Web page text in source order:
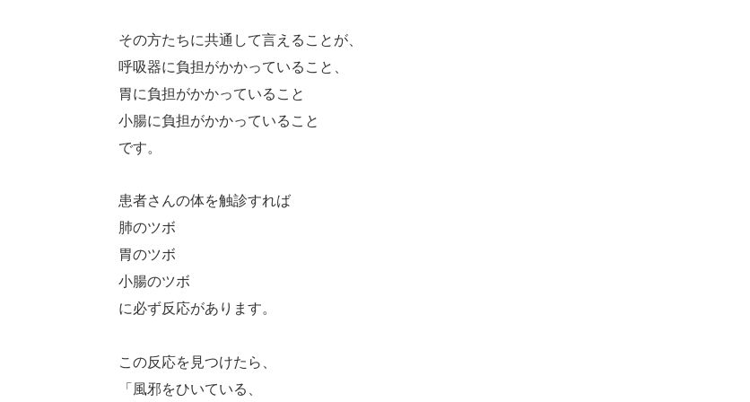
その方たちに共通して言えることが、
呼吸器に負担がかかっていること、
胃に負担がかかっていること
小腸に負担がかかっていること
です。
患者さんの体を触診すれば
肺のツボ
胃のツボ
小腸のツボ
に必ず反応があります。
この反応を見つけたら、
「風邪をひいている、